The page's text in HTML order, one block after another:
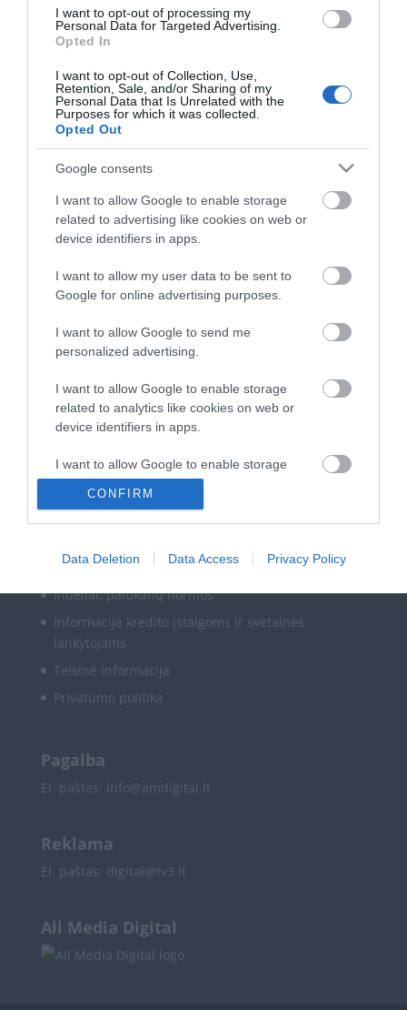
teisėsaugos bei valstybės institucijoms;
kitiems subjektams, kai to reikalaujama pagal įstatymus arba
tai būtina siekiant apsaugoti mūsų teisėtus interesus.
Please note that this website/app uses one or more Google
services and may gather and store information including but
not limited to your visit or usage behaviour. You may click to
grant or deny consent to Google and its third-party tags to
consent section.
I want to opt-out of processing my
Personal Data for Targeted Advertising.
Opted In
I want to opt-out of Collection, Use,
Retention, Sale, and/or Sharing of my
Personal Data that Is Unrelated with the
Purposes for which it was collected.
Opted Out
Google consents
I want to allow Google to enable storage
related to advertising like cookies on web or
device identifiers in apps.
I want to allow my user data to be sent to
Google for online advertising purposes.
I want to allow Google to send me
personalized advertising.
I want to allow Google to enable storage
related to analytics like cookies on web or
device identifiers in apps.
I want to allow Google to enable storage
related to functionality of the website or app.
I want to allow Google to enable storage
related to security, including authentication
functionality and fraud prevention, and other
user protection.
CONFIRM
Data Deletion Data Access Privacy Policy
Rekomenduojamas straipsnis:
Neatšaukiami terminuoti indėliai: didesnės palūkanos ir
Kur investuoti aukštos infliacijos sąlygomis?
Terminuotasis ir kaupiamasis indėlis. Ką pasirinkti?
Kur laikyti indėlį: kredito unijoje ar banke?
Sudėtinės palūkanos
Informacija
Indėliai, palūkanų normos
Informacija kredito įstaigoms ir svetainės
lankytojams
Teisinė informacija
Privatumo politika
Pagalba
El. paštas: info@amdigital.lt
Reklama
El. paštas: digital@tv3.lt
All Media Digital